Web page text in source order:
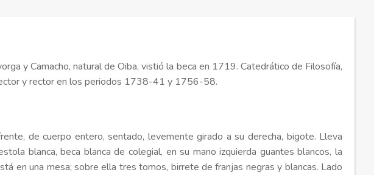
y Camacho, natural de Oiba, vistió la beca en 1719. Catedrático de Filosofía,
y rector en los periodos 1738-41 y 1756-58.
de cuerpo entero, sentado, levemente girado a su derecha, bigote. Lleva
blanca, beca blanca de colegial, en su mano izquierda guantes blancos, la
en una mesa; sobre ella tres tomos, birrete de franjas negras y blancas. Lado